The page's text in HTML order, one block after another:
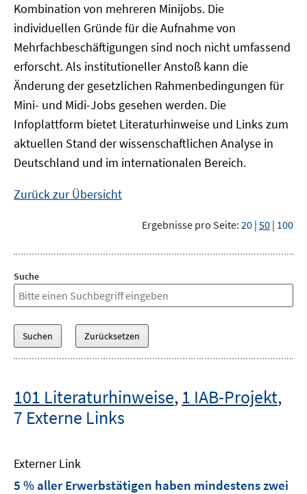
Kombination von mehreren Minijobs. Die
individuellen Gründe für die Aufnahme von
Mehrfachbeschäftigungen sind noch nicht umfassend
erforscht. Als institutioneller Anstoß kann die
Änderung der gesetzlichen Rahmenbedingungen für
Mini- und Midi-Jobs gesehen werden. Die
Infoplattform bietet Literaturhinweise und Links zum
aktuellen Stand der wissenschaftlichen Analyse in
Deutschland und im internationalen Bereich.
Zurück zur Übersicht
Ergebnisse pro Seite: 20 | 50 | 100
Suche
101 Literaturhinweise, 1 IAB-Projekt,
7 Externe Links
Externer Link
5 % aller Erwerbstätigen haben mindestens zwei